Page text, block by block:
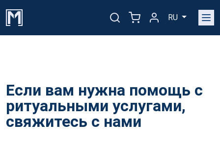
RU
Если вам нужна помощь с
ритуальными услугами,
свяжитесь с нами